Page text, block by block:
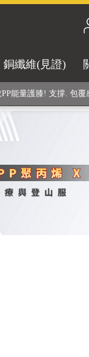
銅纖維(見證)
除臭! 全程MIT製造，
能量護膝! 支撐. 包
族- 專利活氧 男女內褲